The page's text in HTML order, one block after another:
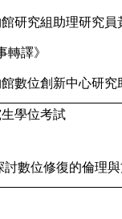
研究組助理研究員
轉譯》
數位創新中心研究
學位考試
討數位修復的倫理